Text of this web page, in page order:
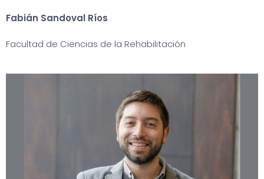
Fabián Sandoval Ríos
Facultad de Ciencias de la Rehabilitación